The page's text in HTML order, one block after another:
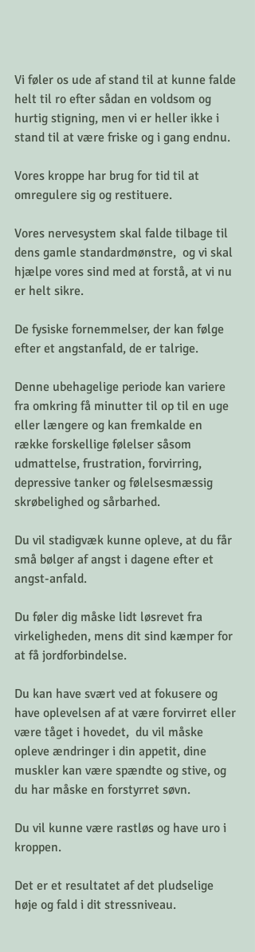
Vi føler os ude af stand til at kunne falde
helt til ro efter sådan en voldsom og
hurtig stigning, men vi er heller ikke i
stand til at være friske og i gang endnu.
Vores kroppe har brug for tid til at
omregulere sig og restituere.
Vores nervesystem skal falde tilbage til
dens gamle standardmønstre,  og vi skal
hjælpe vores sind med at forstå, at vi nu
er helt sikre.
De fysiske fornemmelser, der kan følge
efter et angstanfald, de er talrige.
Denne ubehagelige periode kan variere
fra omkring få minutter til op til en uge
eller længere og kan fremkalde en
række forskellige følelser såsom
udmattelse, frustration, forvirring,
depressive tanker og følelsesmæssig
skrøbelighed og sårbarhed.
Du vil stadigvæk kunne opleve, at du får
små bølger af angst i dagene efter et
angst-anfald.
Du føler dig måske lidt løsrevet fra
virkeligheden, mens dit sind kæmper for
at få jordforbindelse.
Du kan have svært ved at fokusere og
have oplevelsen af at være forvirret eller
være tåget i hovedet,  du vil måske
opleve ændringer i din appetit, dine
muskler kan være spændte og stive, og
du har måske en forstyrret søvn.
Du vil kunne være rastløs og have uro i
kroppen.
Det er et resultatet af det pludselige
høje og fald i dit stressniveau.